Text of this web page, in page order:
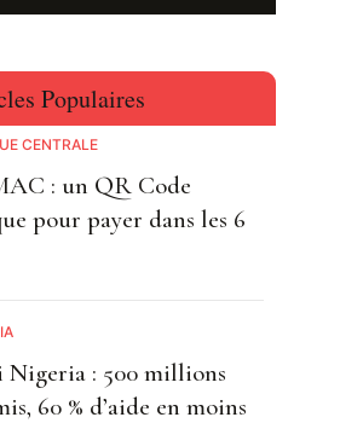
Populaires
CENTRALE
: un QR Code
pour payer dans les 6
Nigeria : 500 millions
60 % d’aide en moins